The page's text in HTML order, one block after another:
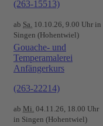
(263-15513)
ab Sa. 10.10.26, 9.00 Uhr in
Singen (Hohentwiel)
Gouache- und
Temperamalerei
Anfängerkurs
(263-22214)
ab Mi. 04.11.26, 18.00 Uhr
in Singen (Hohentwiel)